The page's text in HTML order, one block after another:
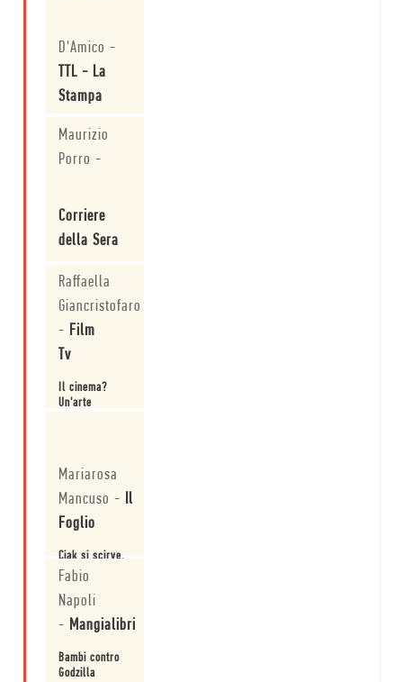
D'Amico -
TTL - La
Stampa
Rimpiango i
magnaccia
Maurizio
Porro -
Corriere
della Sera
Splendori e
misfatti
concepiti a
Hollywood
Raffaella
Giancristofaro
- Film
Tv
Il cinema?
Un'arte
Mariarosa
Mancuso - Il
Foglio
Ciak si scirve.
Fabio
Napoli
- Mangialibri
Bambi contro
Godzilla